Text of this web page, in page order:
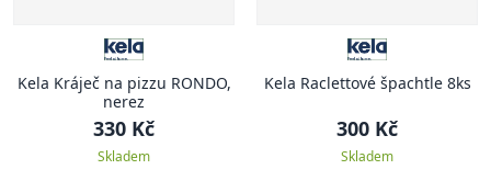
Kela Kráječ na pizzu RONDO,
nerez
330 Kč
Skladem
Kela Raclettové špachtle 8ks
300 Kč
Skladem